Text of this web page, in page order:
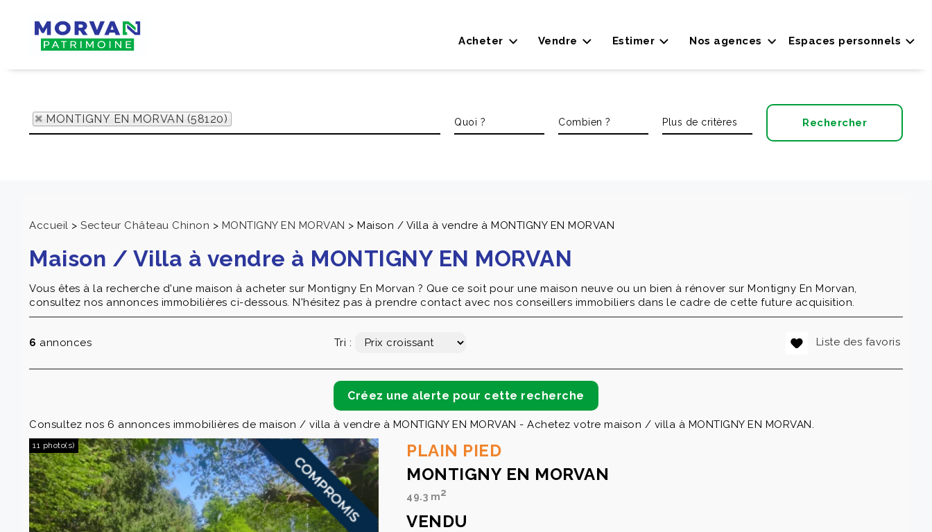
Espaces personnels
Acheter Vendre Estimer Nos agences
MONTIGNY EN MORVAN (58120)
Accueil > Secteur Château Chinon > MONTIGNY EN MORVAN > Maison / Villa à vendre à MONTIGNY EN MORVAN
Maison / Villa à vendre à MONTIGNY EN MORVAN
Vous êtes à la recherche d'une maison à acheter sur Montigny En Morvan ? Que ce soit pour une maison neuve ou un bien à rénover sur Montigny En Morvan,
consultez nos annonces immobilières ci-dessous. N'hésitez pas à prendre contact avec nos conseillers immobiliers dans le cadre de cette future acquisition.
6 annonces Tri : Liste des favoris
Consultez nos 6 annonces immobilières de maison / villa à vendre à MONTIGNY EN MORVAN - Achetez votre maison / villa à MONTIGNY EN MORVAN.
11 photo(s)
PLAIN PIED
MONTIGNY EN MORVAN
49.3 m2
VENDU